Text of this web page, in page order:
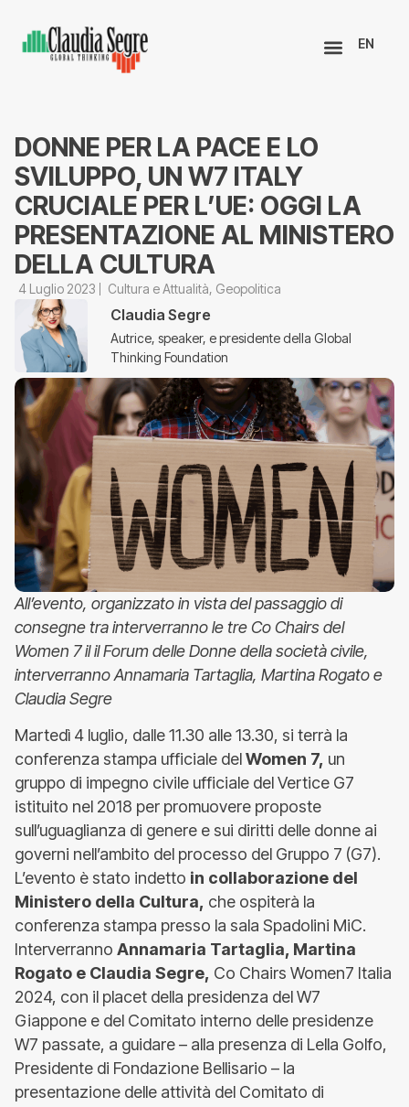
EN
DONNE PER LA PACE E LO
SVILUPPO, UN W7 ITALY
CRUCIALE PER L’UE: OGGI LA
PRESENTAZIONE AL MINISTERO
DELLA CULTURA
4 Luglio 2023 Cultura e Attualità, Geopolitica
Claudia Segre
Autrice, speaker, e presidente della Global
Thinking Foundation
All’evento, organizzato in vista del passaggio di
consegne tra interverranno le tre Co Chairs del
Women 7 il il Forum delle Donne della società civile,
interverranno Annamaria Tartaglia, Martina Rogato e
Claudia Segre
Martedì 4 luglio, dalle 11.30 alle 13.30, si terrà la
conferenza stampa ufficiale delWomen 7, un
gruppo di impegno civile ufficiale del Vertice G7
istituito nel 2018 per promuovere proposte
sull’uguaglianza di genere e sui diritti delle donne ai
governi nell’ambito del processo del Gruppo 7 (G7).
L’evento è stato indetto in collaborazione del
Ministero della Cultura, che ospiterà la
conferenza stampa presso la sala Spadolini MiC.
Interverranno Annamaria Tartaglia, Martina
Rogato e Claudia Segre, Co Chairs Women7 Italia
2024, con il placet della presidenza del W7
Giappone e del Comitato interno delle presidenze
W7 passate, a guidare – alla presenza di Lella Golfo,
Presidente di Fondazione Bellisario – la
presentazione delle attività del Comitato di